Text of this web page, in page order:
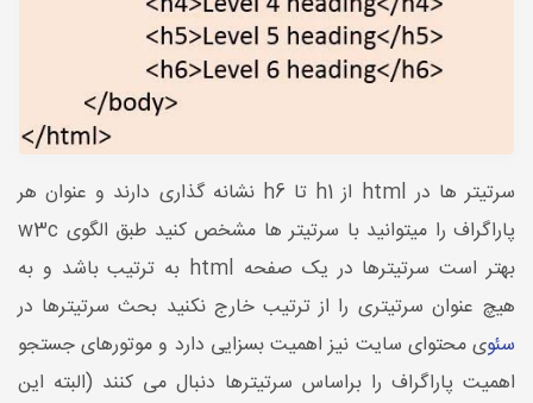
سرتیتر ها در html از h1 تا h6 نشانه گذاری دارند و عنوان هر
پاراگراف را میتوانید با سرتیتر ها مشخص کنید طبق الگوی w3c
بهتر است سرتیترها در یک صفحه html به ترتیب باشد و به
هیچ عنوان سرتیتری را از ترتیب خارج نکنید بحث سرتیترها در
سئوی محتوای سایت نیز اهمیت بسزایی دارد و موتورهای جستجو
اهمیت پاراگراف را براساس سرتیترها دنبال می کنند (البته این